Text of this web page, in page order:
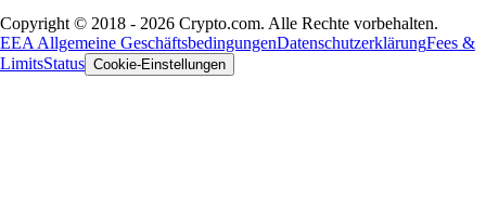
Copyright © 2018 - 2026 Crypto.com. Alle Rechte vorbehalten.
EEA Allgemeine GeschäftsbedingungenDatenschutzerklärungFees &
LimitsStatus Cookie-Einstellungen